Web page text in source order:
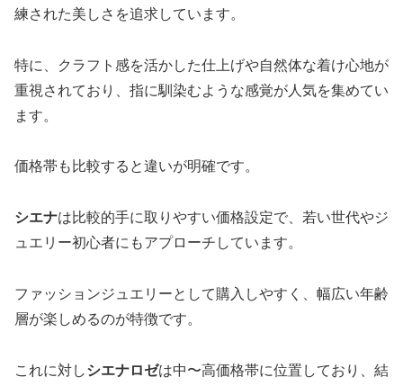
練された美しさを追求しています。
特に、クラフト感を活かした仕上げや自然体な着け心地が
重視されており、指に馴染むような感覚が人気を集めてい
ます。
価格帯も比較すると違いが明確です。
シエナは比較的手に取りやすい価格設定で、若い世代やジ
ュエリー初心者にもアプローチしています。
ファッションジュエリーとして購入しやすく、幅広い年齢
層が楽しめるのが特徴です。
これに対しシエナロゼは中〜高価格帯に位置しており、結